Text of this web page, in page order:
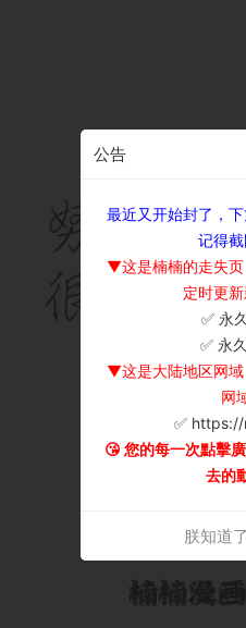
公告
最近又开始封了，
记得截
▼这是楠楠的走失
定时更新
✅ 永
✅ 永
▼这是大陆地区网
网
✅
😘 您的每一次點擊
去的
朕知道